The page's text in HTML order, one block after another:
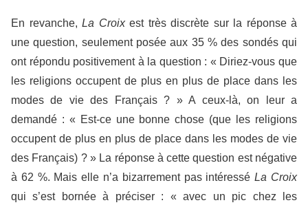
En revanche, La Croixest très discrète sur la réponse à
une question, seulement posée aux 35 % des sondés qui
ont répondu positivement à la question : « Diriez-vous que
les religions occupent de plus en plus de place dans les
modes de vie des Français ? » A ceux-là, on leur a
demandé : « Est-ce une bonne chose (que les religions
occupent de plus en plus de place dans les modes de vie
des Français) ? » La réponse à cette question est négative
à 62 %. Mais elle n’a bizarrement pas intéresséLa Croix
qui s’est bornée à préciser : « avec un pic chez les